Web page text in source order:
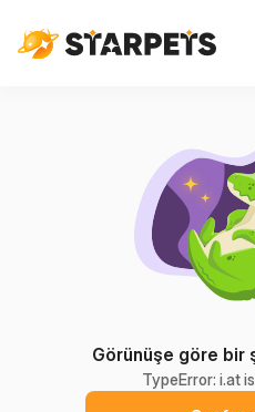
Görünüşe göre
TypeError: i.at